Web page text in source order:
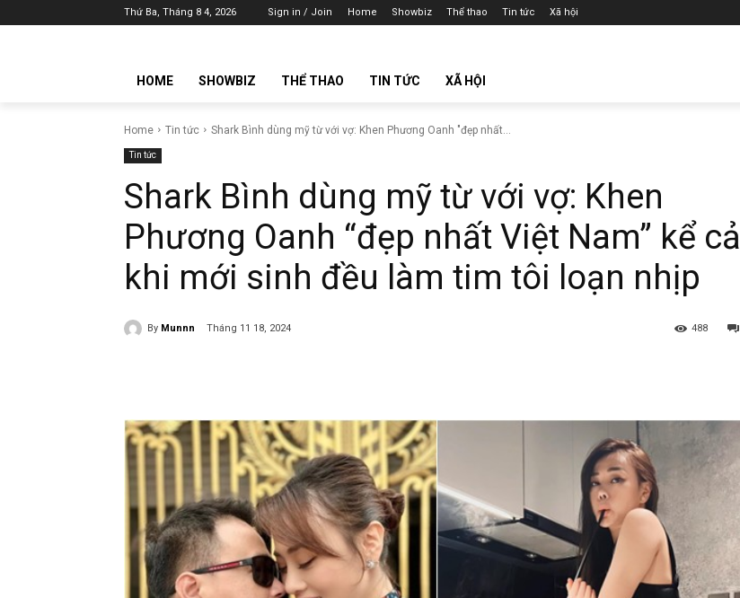
Thứ Ba, Tháng 8 4, 2026 Sign in / Join Home Showbiz Thể thao Tin tức Xã hội
HOME SHOWBIZ THỂ THAO TIN TỨC XÃ HỘI
Home Tin tức Shark Bình dùng mỹ từ với vợ: Khen Phương Oanh "đẹp nhất...
Tin tức
Shark Bình dùng mỹ từ với vợ: Khen
Phương Oanh “đẹp nhất Việt Nam” kể cả
khi mới sinh đều làm tim tôi loạn nhịp
By Munnn Tháng 11 18, 2024 488